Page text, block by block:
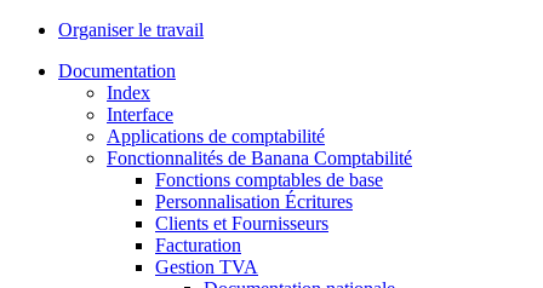
Organiser le travail
Documentation
Index
Interface
Applications de comptabilité
Fonctionnalités de Banana Comptabilité
Fonctions comptables de base
Personnalisation Écritures
Clients et Fournisseurs
Facturation
Gestion TVA